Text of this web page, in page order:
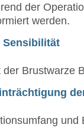
der
werden.
Sensibilität
der Brustwarze